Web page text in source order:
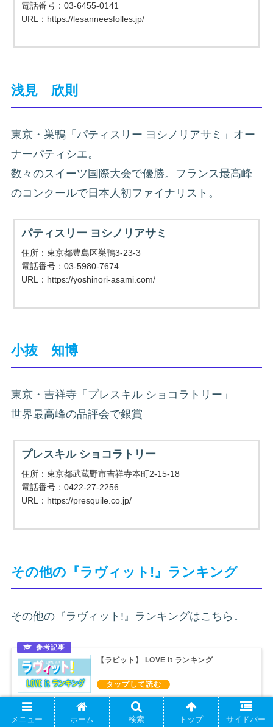
電話番号：03-6455-0141
URL：https://lesanneesfolles.jp/
浅見 欣則
東京・巣鴨「パティスリー ヨシノリアサミ」オー
ナーパティシエ。
数々のスイーツ国際大会で優勝。フランス最高峰
のコンクールで日本人初ファイナリスト。
パティスリー ヨシノリアサミ
住所：東京都豊島区巣鴨3-23-3
電話番号：03-5980-7674
URL：https://yoshinori-asami.com/
小抜 知博
東京・吉祥寺「プレスキル ショコラトリー」
世界最高峰の品評会で銀賞
プレスキル ショコラトリー
住所：東京都武蔵野市吉祥寺本町2-15-18
電話番号：0422-27-2256
URL：https://presquile.co.jp/
その他の『ラヴィット!』ランキング
その他の『ラヴィット!』ランキングはこちら↓
【ラビット】 LOVE it ランキング
メニュー ホーム 検索 トップ サイドバー